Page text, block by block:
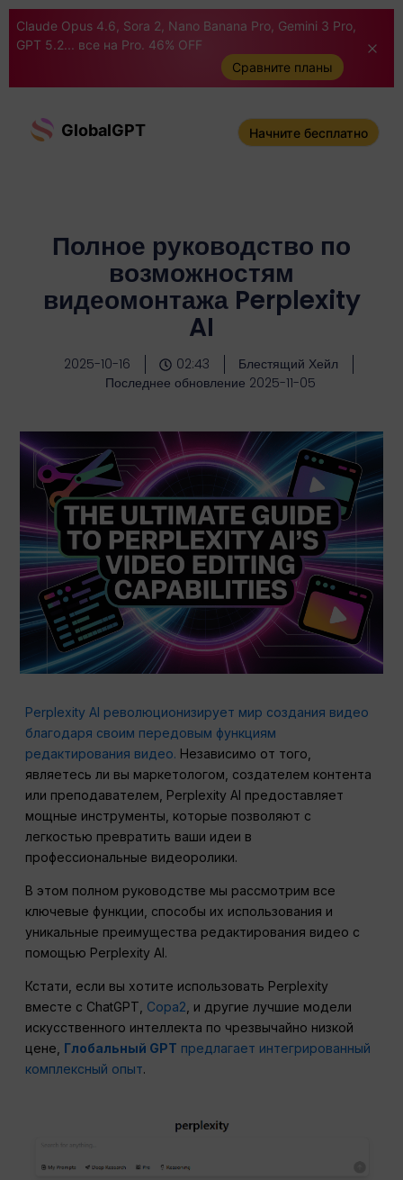
Claude Opus 4.6, Sora 2, Nano Banana Pro, Gemini 3 Pro,
GPT 5.2... все на Pro. 46% OFF
Сравните планы
GlobalGPT Начните бесплатно
Полное руководство по
возможностям
видеомонтажа Perplexity
AI
2025-10-16 02:43
Блестящий Хейл
Последнее обновление 2025-11-05
Perplexity AI революционизирует мир создания видео
благодаря своим передовым функциям
редактирования видео. Независимо от того,
являетесь ли вы маркетологом, создателем контента
или преподавателем, Perplexity AI предоставляет
мощные инструменты, которые позволяют с
легкостью превратить ваши идеи в
профессиональные видеоролики.
В этом полном руководстве мы рассмотрим все
ключевые функции, способы их использования и
уникальные преимущества редактирования видео с
помощью Perplexity AI.
Кстати, если вы хотите использовать Perplexity
вместе с ChatGPT, Сора2, и другие лучшие модели
искусственного интеллекта по чрезвычайно низкой
цене, Глобальный GPT предлагает интегрированный
комплексный опыт.